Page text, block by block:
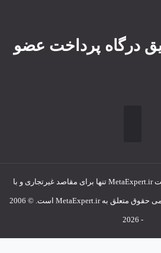
درگاه پرداخت عضو
تمامی محتوای موجود در سایت MetaExpert.ir تنها برای مقاصد غیرتجاری و با
ذکر منبع در دسترس است. تمامی حقوق متعلق به MetaExpert.ir است. © 2006
- 2026